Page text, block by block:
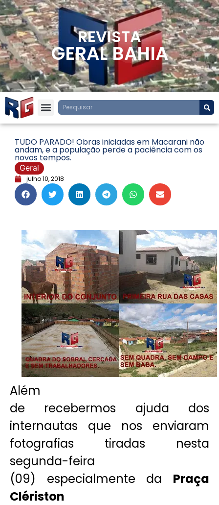
REVISTA
GERAL BAHIA
TUDO PARADO! Obras iniciadas em Macarani não
andam, e a população perde a paciência com os
novos tempos.
Geral
julho 10, 2018
Além
de recebermos ajuda dos
internautas que nos enviaram
fotografias tiradas nesta
segunda-feira
(09) especialmente da Praça
Clériston